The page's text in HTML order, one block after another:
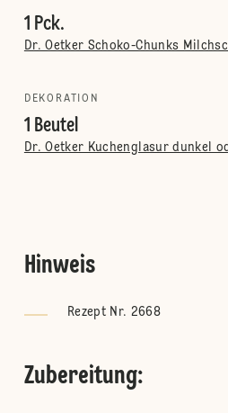
1 Pck.
Dr. Oetker Schoko-Chunks
DEKORATION
1 Beutel
Dr. Oetker Kuchenglasur dunkel
Hinweis
Rezept Nr. 2668
Zubereitung: